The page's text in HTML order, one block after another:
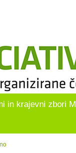
in krajevni zbori